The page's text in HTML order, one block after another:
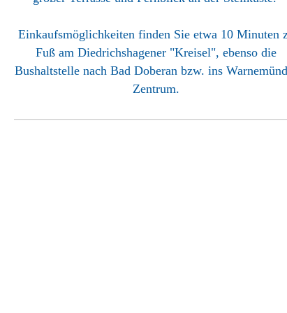
Einkaufsmöglichkeiten finden Sie etwa 10 Minuten
Fuß am Diedrichshagener "Kreisel", ebenso die
Bushaltstelle nach Bad Doberan bzw. ins
Zentrum.